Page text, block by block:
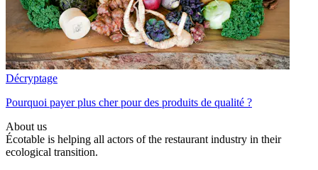
Décryptage
Pourquoi payer plus cher pour des produits de qualité ?
About us
Écotable is helping all actors of the restaurant industry in their
ecological transition.